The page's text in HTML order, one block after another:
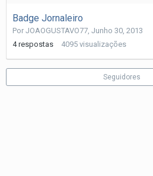
Badge Jornaleiro
Por JOAOGUSTAVO77, Junho 30, 2013
4 respostas 4095 visualizações
Seguidores